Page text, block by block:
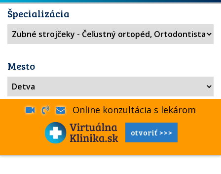
Špecializácia
Mesto
Online konzultácia s lekárom
otvoriť >>>